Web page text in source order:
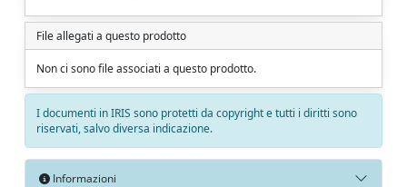
File allegati a questo prodotto
Non ci sono file associati a questo prodotto.
I documenti in IRIS sono protetti da copyright e tutti i diritti sono
riservati, salvo diversa indicazione.
Informazioni